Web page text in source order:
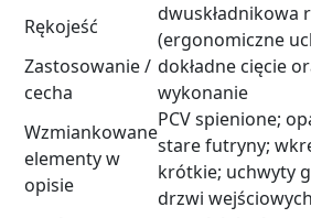
Rękojeść
dwuskładnikowa
(ergonomiczne
Zastosowanie /
cecha
dokładne cięcie
wykonanie
Wzmiankowane
elementy w
opisie
PCV spienione;
stare futryny;
krótkie; uchwyty
drzwi wejściowych